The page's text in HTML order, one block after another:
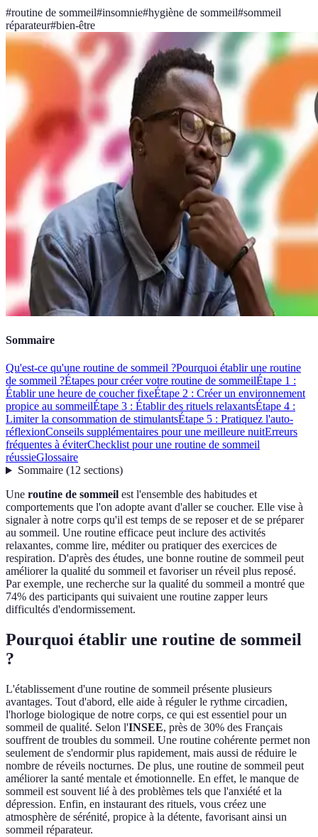
#routine de sommeil#insomnie#hygiène de sommeil#sommeil
réparateur#bien-être
Sommaire
Qu'est-ce qu'une routine de sommeil ?Pourquoi établir une routine
de sommeil ?Étapes pour créer votre routine de sommeilÉtape 1 :
Établir une heure de coucher fixeÉtape 2 : Créer un environnement
propice au sommeilÉtape 3 : Établir des rituels relaxantsÉtape 4 :
Limiter la consommation de stimulantsÉtape 5 : Pratiquez l'auto-
réflexionConseils supplémentaires pour une meilleure nuitErreurs
fréquentes à éviterChecklist pour une routine de sommeil
réussieGlossaire
Sommaire(12 sections)
Une routine de sommeil est l'ensemble des habitudes et
comportements que l'on adopte avant d'aller se coucher. Elle vise à
signaler à notre corps qu'il est temps de se reposer et de se préparer
au sommeil. Une routine efficace peut inclure des activités
relaxantes, comme lire, méditer ou pratiquer des exercices de
respiration. D'après des études, une bonne routine de sommeil peut
améliorer la qualité du sommeil et favoriser un réveil plus reposé.
Par exemple, une recherche sur la qualité du sommeil a montré que
74% des participants qui suivaient une routine zapper leurs
difficultés d'endormissement.
Pourquoi établir une routine de sommeil
?
L'établissement d'une routine de sommeil présente plusieurs
avantages. Tout d'abord, elle aide à réguler le rythme circadien,
l'horloge biologique de notre corps, ce qui est essentiel pour un
sommeil de qualité. Selon l'INSEE, près de 30% des Français
souffrent de troubles du sommeil. Une routine cohérente permet non
seulement de s'endormir plus rapidement, mais aussi de réduire le
nombre de réveils nocturnes. De plus, une routine de sommeil peut
améliorer la santé mentale et émotionnelle. En effet, le manque de
sommeil est souvent lié à des problèmes tels que l'anxiété et la
dépression. Enfin, en instaurant des rituels, vous créez une
atmosphère de sérénité, propice à la détente, favorisant ainsi un
sommeil réparateur.